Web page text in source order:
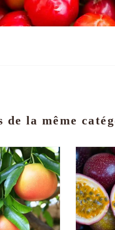
de la même